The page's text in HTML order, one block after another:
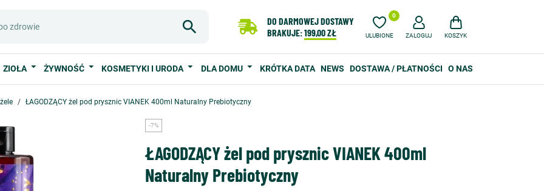
DO DARMOWEJ DOSTAWY
BRAKUJE:199,00 ZŁ ULUBIONE
0
ZALOGUJ KOSZYK
ZIOŁA ŻYWNOŚĆ KOSMETYKI I URODA DLA DOMU KRÓTKA DATA NEWS DOSTAWA / PŁATNOŚCI O NAS
ŁAGODZĄCY żel pod prysznic VIANEK 400ml Naturalny Prebiotyczny
-7%
ŁAGODZĄCY żel pod prysznic VIANEK 400ml
Naturalny Prebiotyczny